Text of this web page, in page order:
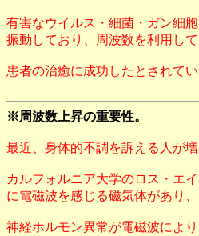
有害なウイルス・細菌・ガン細
振動しており、周波数を利用して
患者の治癒に成功したとされてい
※周波数上昇の重要性。
最近、身体的不調を訴える人が増
カルフォルニア大学のロス・エ
に電磁波を感じる磁気体があり、
神経ホルモン異常が電磁波によ